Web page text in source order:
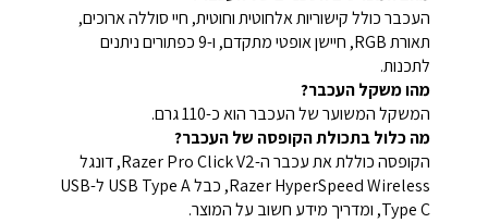
העכבר כולל קישוריות אלחוטית וחוטית, חיי סוללה ארוכים,
תאורת RGB, חיישן אופטי מתקדם, ו-9 כפתורים ניתנים
לתכנות.
מהו משקל העכבר?
המשקל המשוער של העכבר הוא כ-110 גרם.
מה כלול בתכולת הקופסה של העכבר?
הקופסה כוללת את עכבר ה-Razer Pro Click V2, דונגל
Razer HyperSpeed Wireless, כבל USB Type A ל-USB
Type C, ומדריך מידע חשוב על המוצר.